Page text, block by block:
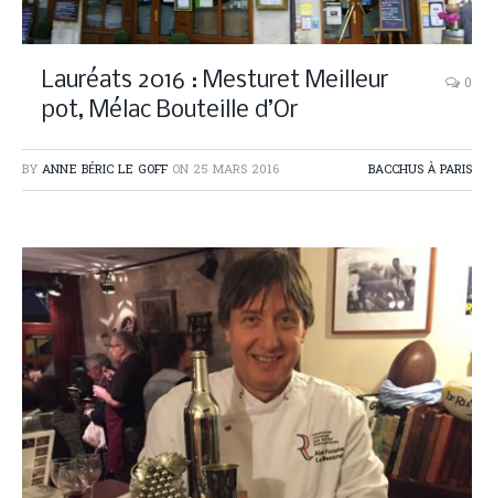
Lauréats 2016 : Mesturet Meilleur
pot, Mélac Bouteille d’Or
0
BY ANNE BÉRIC LE GOFF ON 25 MARS 2016 BACCHUS À PARIS